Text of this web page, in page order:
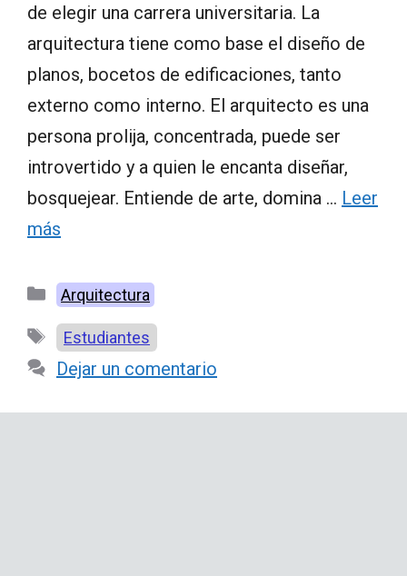
de elegir una carrera universitaria. La
arquitectura tiene como base el diseño de
planos, bocetos de edificaciones, tanto
externo como interno. El arquitecto es una
persona prolija, concentrada, puede ser
introvertido y a quien le encanta diseñar,
bosquejear. Entiende de arte, domina … Leer
más
Categorías
Arquitectura
Etiquetas
Estudiantes
Dejar un comentario